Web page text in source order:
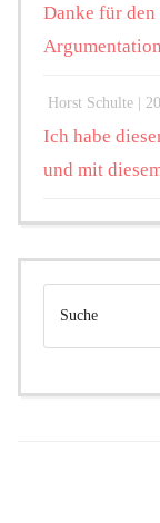
Danke für
Horst Schulte |
Ich habe
und mit